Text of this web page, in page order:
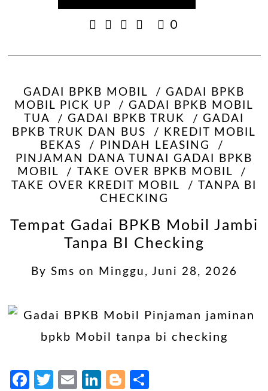
0
GADAI BPKB MOBIL
GADAI BPKB
MOBIL PICK UP
GADAI BPKB MOBIL
TUA
GADAI BPKB TRUK
GADAI
BPKB TRUK DAN BUS
KREDIT MOBIL
BEKAS
PINDAH LEASING
PINJAMAN DANA TUNAI GADAI BPKB
MOBIL
TAKE OVER BPKB MOBIL
TAKE OVER KREDIT MOBIL
TANPA BI
CHECKING
Tempat Gadai BPKB Mobil Jambi
Tanpa BI Checking
By Sms on Minggu, Juni 28, 2026
Facebook
Twitter
EmailLinkedIn
Blogger